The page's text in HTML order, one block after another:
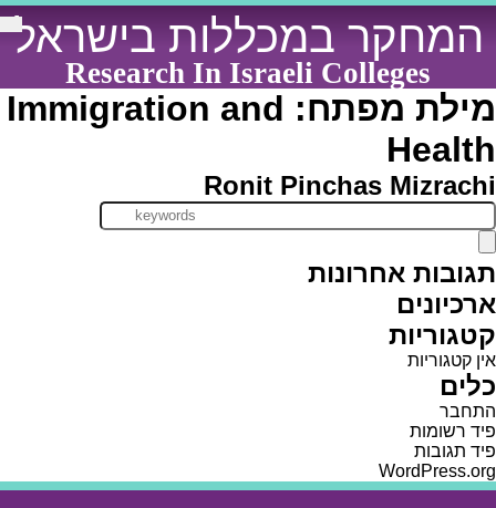
Skip
content
המחקר במכללות בישראל
Research In Israeli Colleges
מילת מפתח: Immigration and
Health
Ronit Pinchas Mizrachi
תגובות אחרונות
ארכיונים
קטגוריות
אין קטגוריות
כלים
התחבר
פיד רשומות
פיד תגובות
WordPress.org